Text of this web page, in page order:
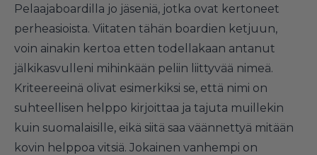
Pelaajaboardilla jo jäseniä, jotka ovat kertoneet
perheasioista. Viitaten tähän boardien ketjuun,
voin ainakin kertoa etten todellakaan antanut
jälkikasvulleni mihinkään peliin liittyvää nimeä.
Kriteereeinä olivat esimerkiksi se, että nimi on
suhteellisen helppo kirjoittaa ja tajuta muillekin
kuin suomalaisille, eikä siitä saa väännettyä mitään
kovin helppoa vitsiä. Jokainen vanhempi on